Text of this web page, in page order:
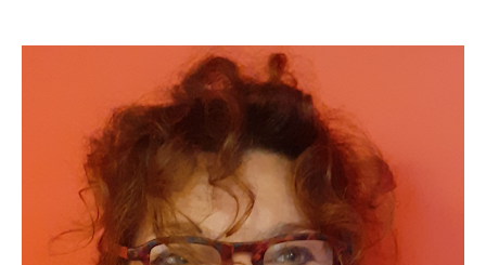
STAGES & RETRAITES
ENTREPRISES
PARTENAIRES